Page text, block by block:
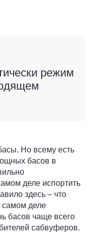
режим
Но всему есть
басов в
деле испортить
здесь – что
самом деле
басов чаще всего
сабвуферов.